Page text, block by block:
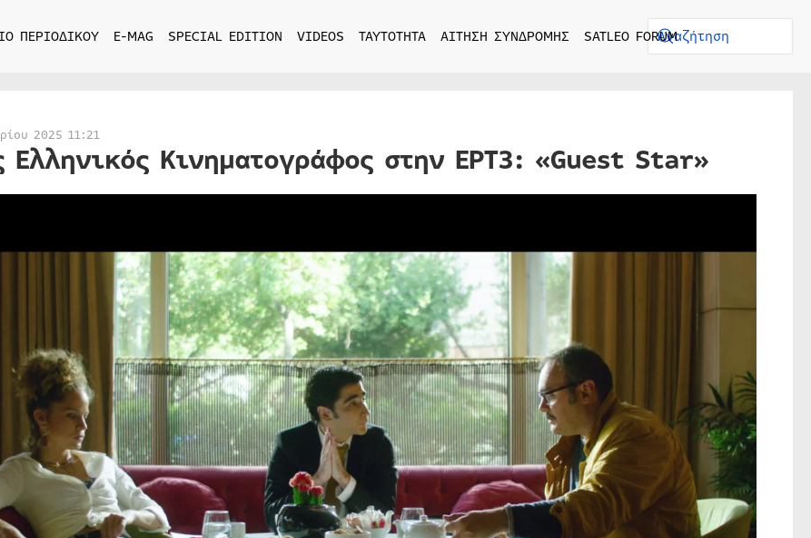
ΠΕΡΙΟΔΙΚΟΥ E-MAG SPECIAL EDITION VIDEOS ΤΑΥΤΟΤΗΤΑ ΑΙΤΗΣΗ ΣΥΝΔΡΟΜΗΣ SATLEO FORUM
2025 11:21
Ελληνικός Κινηματογράφος στην ΕΡΤ3: «Guest Star»